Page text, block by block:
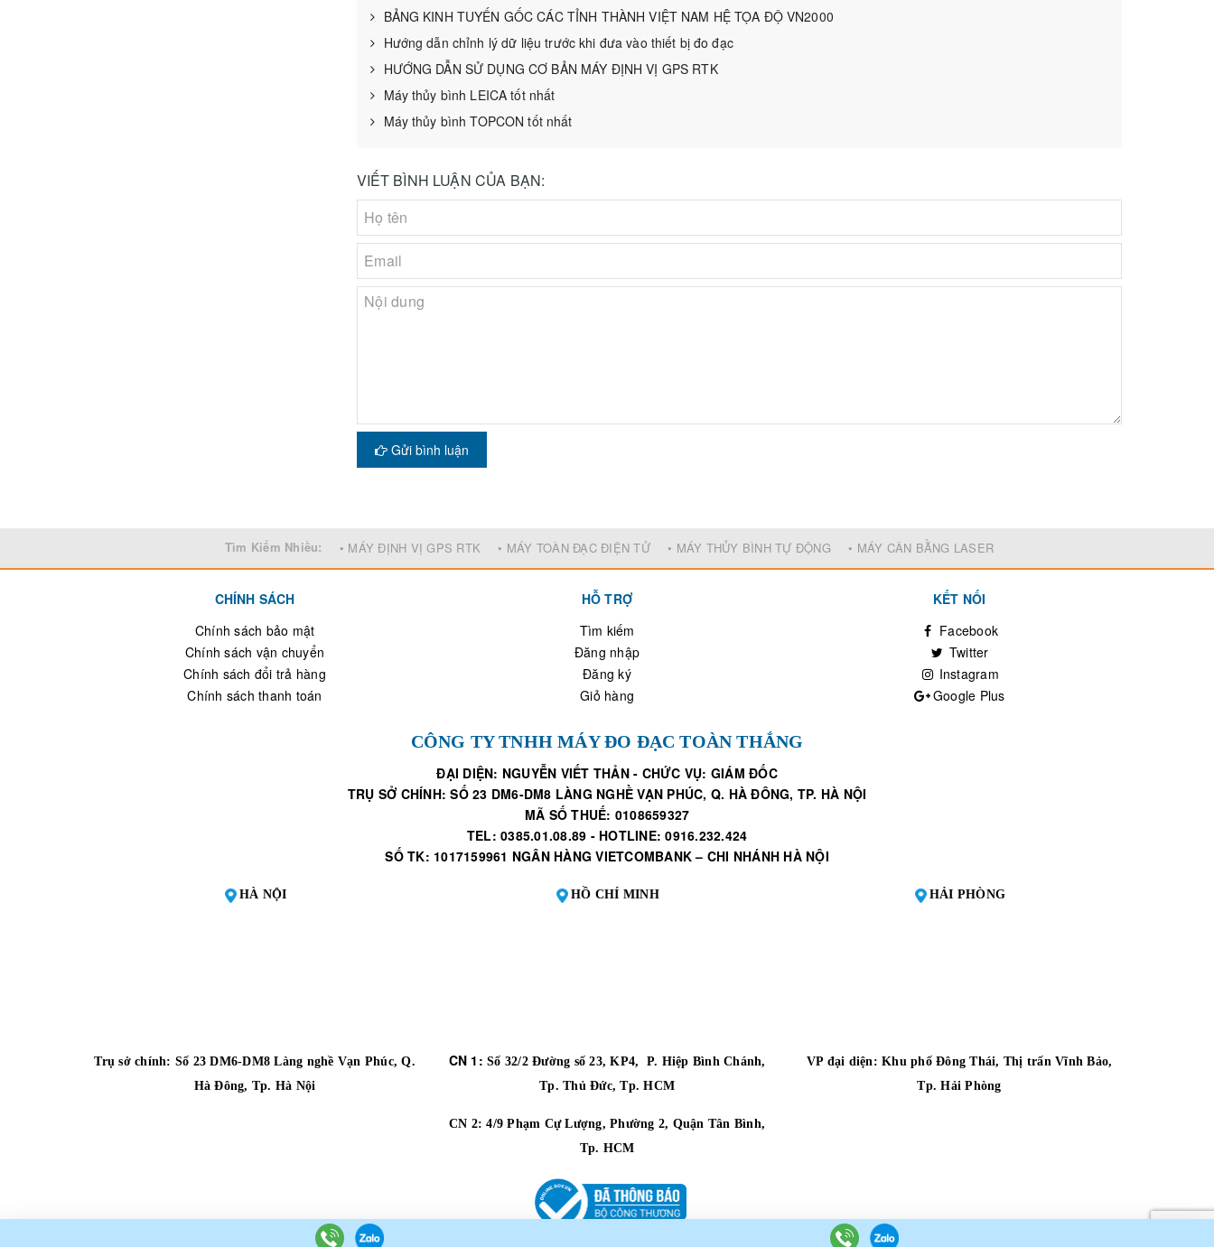
BẢNG KINH TUYẾN GỐC CÁC TỈNH THÀNH VIỆT NAM HỆ TỌA ĐỘ VN2000
Hướng dẫn chỉnh lý dữ liệu trước khi đưa vào thiết bị đo đạc
HƯỚNG DẪN SỬ DỤNG CƠ BẢN MÁY ĐỊNH VỊ GPS RTK
Máy thủy bình LEICA tốt nhất
Máy thủy bình TOPCON tốt nhất
VIẾT BÌNH LUẬN CỦA BẠN:
Gửi bình luận
Tìm Kiếm Nhiều: • MÁY ĐỊNH VỊ GPS RTK • MÁY TOÀN ĐẠC ĐIỆN TỬ • MÁY THỦY BÌNH TỰ ĐỘNG • MÁY CÂN BẰNG LASER
CHÍNH SÁCH
Chính sách bảo mật
Chính sách vận chuyển
Chính sách đổi trả hàng
Chính sách thanh toán
HỖ TRỢ
Tìm kiếm
Đăng nhập
Đăng ký
Giỏ hàng
KẾT NỐI
Facebook
Twitter
Instagram
Google Plus
CÔNG TY TNHH MÁY ĐO ĐẠC TOÀN THẮNG
ĐẠI DIỆN: NGUYỄN VIẾT THẢN - CHỨC VỤ: GIÁM ĐỐC
TRỤ SỞ CHÍNH: SỐ 23 DM6-DM8 LÀNG NGHỀ VẠN PHÚC, Q. HÀ ĐÔNG, TP. HÀ NỘI
MÃ SỐ THUẾ: 0108659327
TEL: 0385.01.08.89 - HOTLINE: 0916.232.424
SỐ TK: 1017159961 NGÂN HÀNG VIETCOMBANK – CHI NHÁNH HÀ NỘI
HÀ NỘI
Trụ sở chính: Số 23 DM6-DM8 Làng nghề Vạn Phúc, Q.
Hà Đông, Tp. Hà Nội
HỒ CHÍ MINH
CN 1: Số 32/2 Đường số 23, KP4, P. Hiệp Bình Chánh,
Tp. Thủ Đức, Tp. HCM
CN 2:4/9 Phạm Cự Lượng, Phường 2, Quận Tân Bình,
Tp. HCM
HẢI PHÒNG
VP đại diện: Khu phố Đông Thái, Thị trấn Vĩnh Bảo,
Tp. Hải Phòng